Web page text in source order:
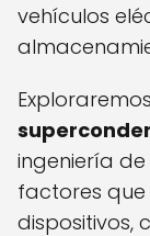
vehículos
ingeniería
factores que
dispositivos,